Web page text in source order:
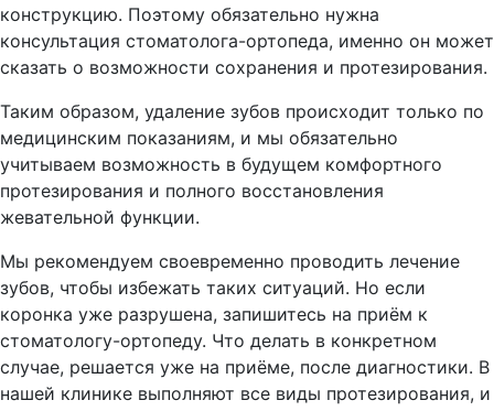
конструкцию. Поэтому обязательно нужна
консультация стоматолога-ортопеда, именно он может
сказать о возможности сохранения и протезирования.
Таким образом, удаление зубов происходит только по
медицинским показаниям, и мы обязательно
учитываем возможность в будущем комфортного
протезирования и полного восстановления
жевательной функции.
Мы рекомендуем своевременно проводить лечение
зубов, чтобы избежать таких ситуаций. Но если
коронка уже разрушена, запишитесь на приём к
стоматологу-ортопеду. Что делать в конкретном
случае, решается уже на приёме, после диагностики. В
нашей клинике выполняют все виды протезирования, и